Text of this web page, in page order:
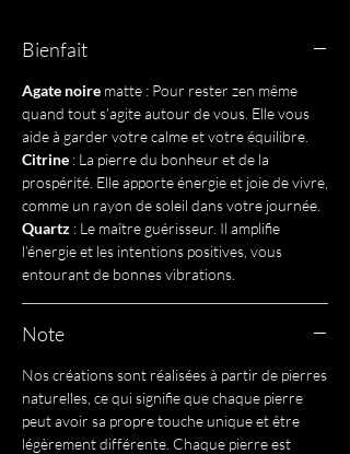
Bienfait
Agate noire matte : Pour rester zen même
quand tout s’agite autour de vous. Elle vous
aide à garder votre calme et votre équilibre.
Citrine : La pierre du bonheur et de la
prospérité. Elle apporte énergie et joie de vivre,
comme un rayon de soleil dans votre journée.
Quartz : Le maître guérisseur. Il amplifie
l’énergie et les intentions positives, vous
entourant de bonnes vibrations.
Note
Nos créations sont réalisées à partir de pierres
naturelles, ce qui signifie que chaque pierre
peut avoir sa propre touche unique et être
légèrement différente. Chaque pierre est